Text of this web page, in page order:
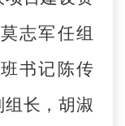
志军任组
书记陈传
长，胡淑